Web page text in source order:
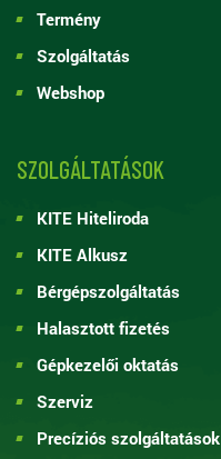
Termény
Szolgáltatás
Webshop
SZOLGÁLTATÁSOK
KITE Hiteliroda
KITE Alkusz
Bérgépszolgáltatás
Halasztott fizetés
Gépkezelői oktatás
Szerviz
Precíziós szolgáltatások